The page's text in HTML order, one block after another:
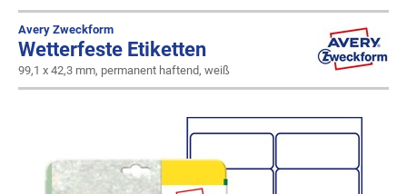
Avery Zweckform
Wetterfeste Etiketten
99,1 x 42,3 mm, permanent haftend, weiß